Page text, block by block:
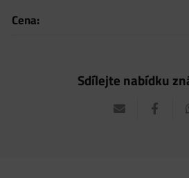
Cena:
Sdílejte nabídku